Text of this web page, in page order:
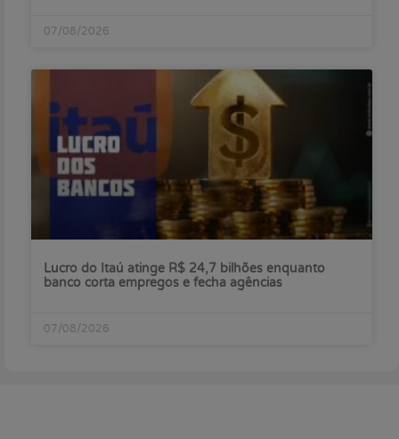
07/08/2026
Lucro do Itaú atinge R$ 24,7 bilhões enquanto
banco corta empregos e fecha agências
07/08/2026